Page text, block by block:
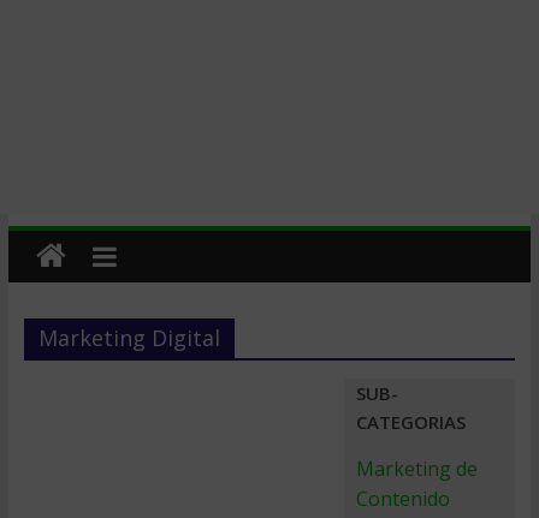
Marketing Digital
SUB-
CATEGORIAS
Marketing de
Contenido